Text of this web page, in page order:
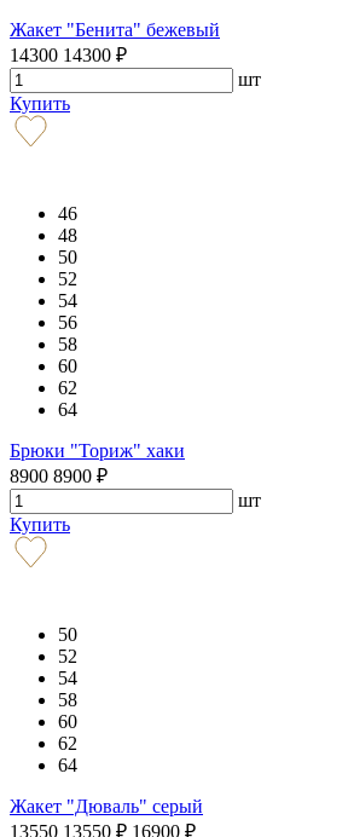
Жакет "Бенита" бежевый
14300 14300 ₽
шт
Купить
46
48
50
52
54
56
58
60
62
64
Брюки "Ториж" хаки
8900 8900 ₽
шт
Купить
50
52
54
58
60
62
64
Жакет "Дюваль" серый
13550 13550 ₽ 16900 ₽